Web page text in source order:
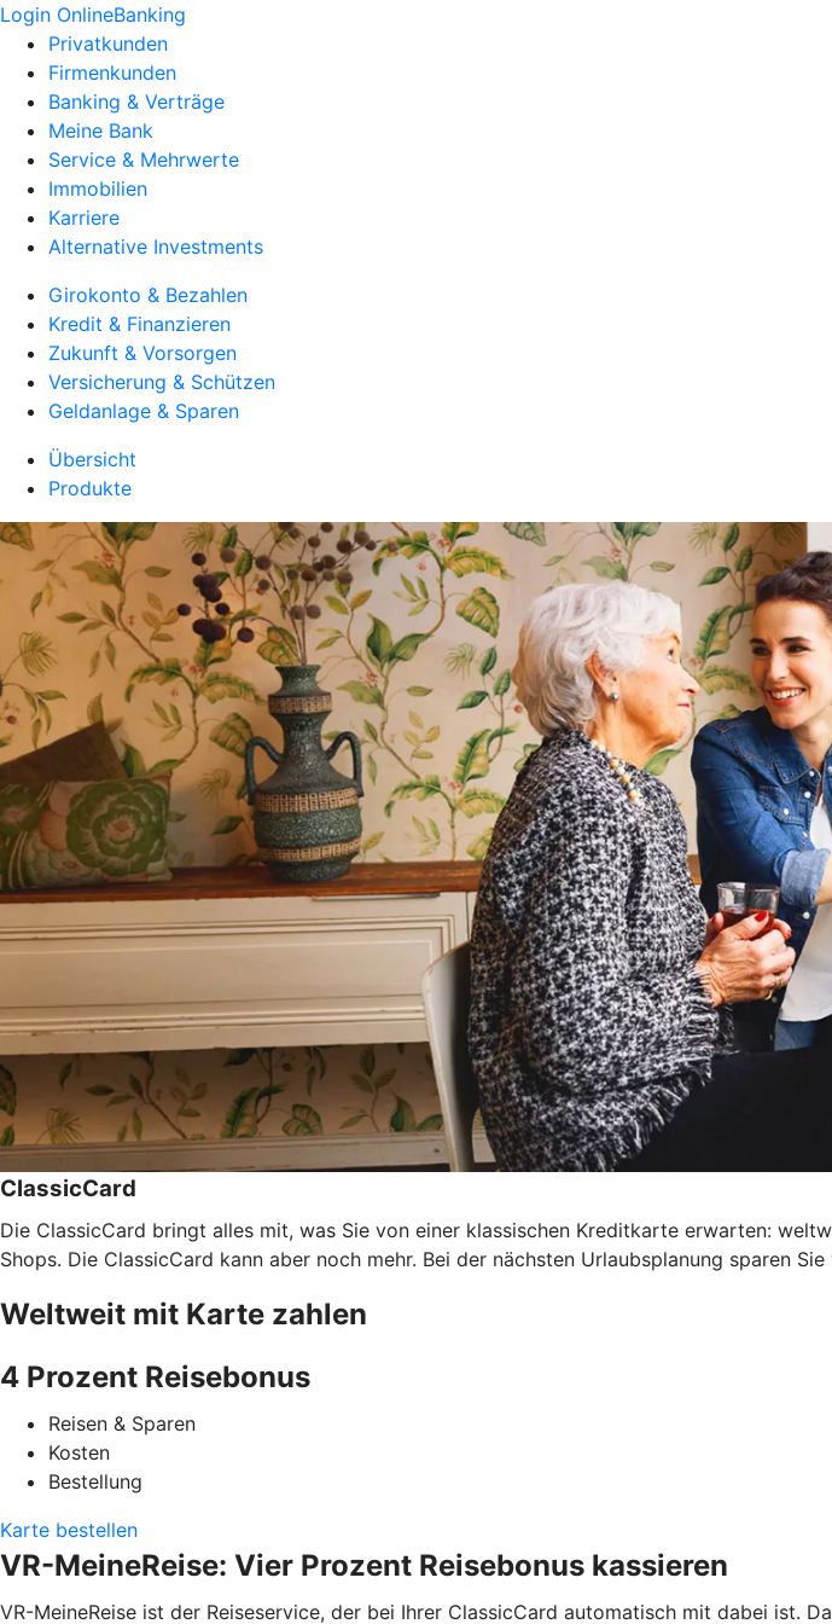
Login OnlineBanking
Privatkunden
Firmenkunden
Banking & Verträge
Meine Bank
Service & Mehrwerte
Immobilien
Karriere
Alternative Investments
Girokonto & Bezahlen
Kredit & Finanzieren
Zukunft & Vorsorgen
Versicherung & Schützen
Geldanlage & Sparen
Übersicht
Produkte
ClassicCard
Die ClassicCard bringt alles mit, was Sie von einer klassischen Kreditkarte erwarten:
Shops. Die ClassicCard kann aber noch mehr. Bei der nächsten Urlaubsplanung sparen
Weltweit mit Karte zahlen
4 Prozent Reisebonus
Reisen & Sparen
Kosten
Bestellung
Karte bestellen
VR-MeineReise: Vier Prozent Reisebonus kassieren
VR-MeineReise ist der Reiseservice, der bei Ihrer ClassicCard automatisch mit dabei ist.